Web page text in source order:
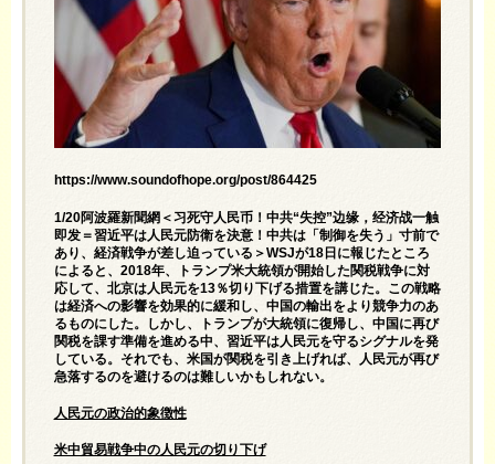
https://www.soundofhope.org/post/864425
1/20阿波羅新聞網＜习死守人民币！中共“失控”边缘，经济战一触
即发＝習近平は人民元防衛を決意！中共は「制御を失う」寸前で
あり、経済戦争が差し迫っている＞WSJが18日に報じたところ
によると、2018年、トランプ米大統領が開始した関税戦争に対
応して、北京は人民元を13％切り下げる措置を講じた。この戦略
は経済への影響を効果的に緩和し、中国の輸出をより競争力のあ
るものにした。しかし、トランプが大統領に復帰し、中国に再び
関税を課す準備を進める中、習近平は人民元を守るシグナルを発
している。それでも、米国が関税を引き上げれば、人民元が再び
急落するのを避けるのは難しいかもしれない。
人民元の政治的象徴性
米中貿易戦争中の人民元の切り下げ